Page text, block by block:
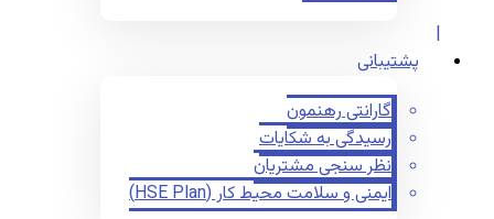
پشتیبانی
گارانتی رهنمون
رسیدگی به شکایات
نظر سنجی مشتریان
ایمنی و سلامت محیط کار (HSE Plan)